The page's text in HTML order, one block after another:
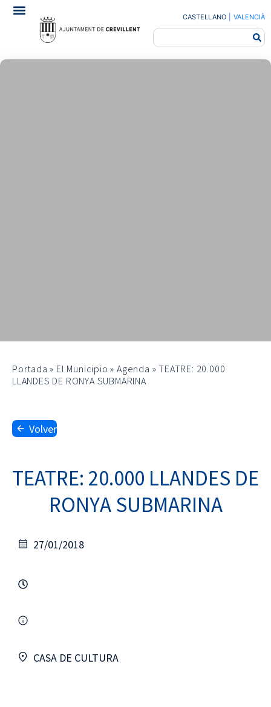
CASTELLANO VALENCIÀ
Portada » El Municipio »Agenda »TEATRE: 20.000
LLANDES DE RONYA SUBMARINA
Volver
TEATRE: 20.000 LLANDES DE
RONYA SUBMARINA
27/01/2018
CASA DE CULTURA